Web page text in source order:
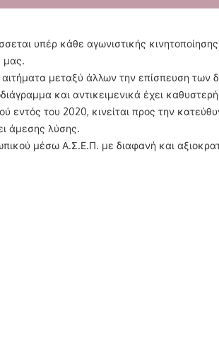
υπέρ κάθε αγωνιστικής
μας.
μεταξύ άλλων την επίσπευση
και αντικειμενικά έχει
του 2020, κινείται προς την
άμεσης λύσης.
μέσω Α.Σ.Ε.Π. με διαφανή και